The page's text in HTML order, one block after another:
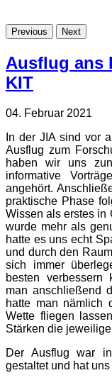
Previous Next
Ausflug ans
KIT
04. Februar 2021
In der JIA sind vor
Ausflug zum
haben wir uns
informative
angehört.
praktische Phase
Wissen als erstes in
wurde mehr als
hatte es uns echt
und durch den
sich immer
besten verbessern
man anschließend
hatte man nämlich
Wette fliegen
Stärken die
Der Ausflug war
gestaltet und hat